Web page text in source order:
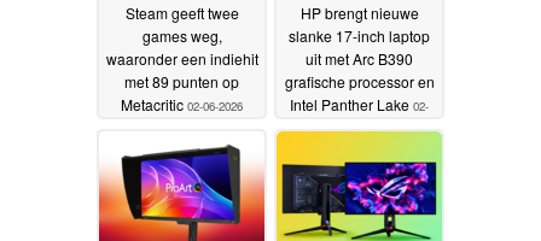
Steam geeft twee
games weg,
waaronder een indiehit
met 89 punten op
Metacritic 02-06-2026
HP brengt nieuwe
slanke 17-inch laptop
uit met Arc B390
grafische processor en
Intel Panther Lake 02-
06-2026